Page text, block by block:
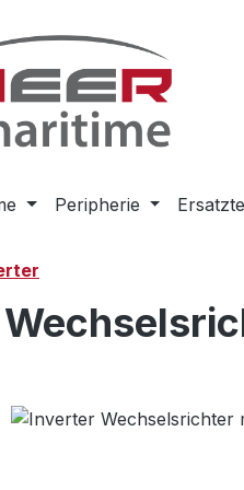
Peripherie